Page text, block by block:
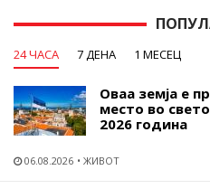
24 ЧАСА 7 ДЕНА 1 МЕСЕЦ
Оваа земја е
место во
2026 година
06.08.2026 ЖИВОТ